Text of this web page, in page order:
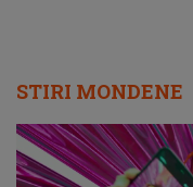
STIRI MONDENE